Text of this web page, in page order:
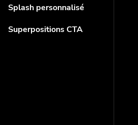
Splash personnalisé
Superpositions CTA